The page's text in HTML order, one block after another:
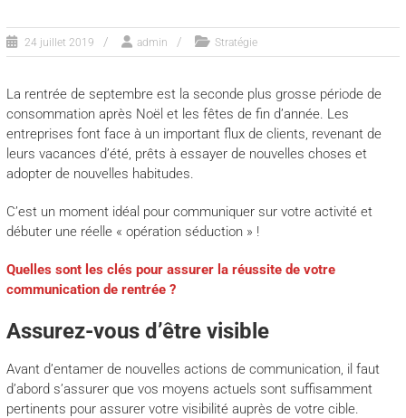
24 juillet 2019 admin Stratégie
La rentrée de septembre est la seconde plus grosse période de
consommation après Noël et les fêtes de fin d’année. Les
entreprises font face à un important flux de clients, revenant de
leurs vacances d’été, prêts à essayer de nouvelles choses et
adopter de nouvelles habitudes.
C’est un moment idéal pour communiquer sur votre activité et
débuter une réelle « opération séduction » !
Quelles sont les clés pour assurer la réussite de votre
communication de rentrée ?
Assurez-vous d’être visible
Avant d’entamer de nouvelles actions de communication, il faut
d’abord s’assurer que vos moyens actuels sont suffisamment
pertinents pour assurer votre visibilité auprès de votre cible.